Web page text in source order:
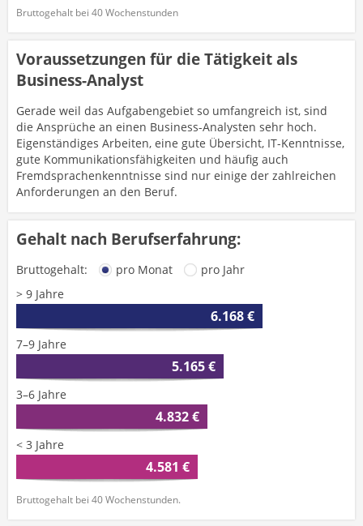
Bruttogehalt bei 40 Wochenstunden
Voraussetzungen für die Tätigkeit als
Business-Analyst
Gerade weil das Aufgabengebiet so umfangreich ist, sind
die Ansprüche an einen Business-Analysten sehr hoch.
Eigenständiges Arbeiten, eine gute Übersicht, IT-Kenntnisse,
gute Kommunikationsfähigkeiten und häufig auch
Fremdsprachenkenntnisse sind nur einige der zahlreichen
Anforderungen an den Beruf.
Gehalt nach Berufserfahrung:
Bruttogehalt: pro Monat
pro Jahr
> 9 Jahre
6.168 €
7–9 Jahre
5.165 €
3–6 Jahre
4.832 €
< 3 Jahre
4.581 €
Bruttogehalt bei 40 Wochenstunden.